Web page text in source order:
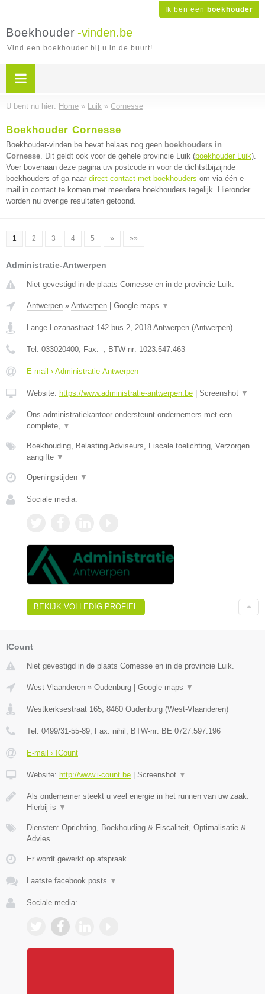
Ik ben een boekhouder
Boekhouder -vinden.be
Vind een boekhouder bij u in de buurt!
U bent nu hier: Home » Luik » Cornesse
Boekhouder Cornesse
Boekhouder-vinden.be bevat helaas nog geen boekhouders in
Cornesse. Dit geldt ook voor de gehele provincie Luik (boekhouder Luik).
Voer bovenaan deze pagina uw postcode in voor de dichtstbijzijnde
boekhouders of ga naar direct contact met boekhouders om via één e-
mail in contact te komen met meerdere boekhouders tegelijk. Hieronder
worden nu overige resultaten getoond.
1 2 3 4 5 » »»
Administratie-Antwerpen
Niet gevestigd in de plaats Cornesse en in de provincie Luik.
Antwerpen » Antwerpen Google maps ▼
Lange Lozanastraat 142 bus 2, 2018 Antwerpen (Antwerpen)
Tel: 033020400, Fax: -, BTW-nr: 1023.547.463
E-mail › Administratie-Antwerpen
Website: https://www.administratie-antwerpen.be Screenshot ▼
Ons administratiekantoor ondersteunt ondernemers met een
complete, ▼
Boekhouding, Belasting Adviseurs, Fiscale toelichting, Verzorgen
aangifte ▼
Openingstijden ▼
Sociale media:
BEKIJK VOLLEDIG PROFIEL
ICount
Niet gevestigd in de plaats Cornesse en in de provincie Luik.
West-Vlaanderen » Oudenburg Google maps ▼
Westkerksestraat 165, 8460 Oudenburg (West-Vlaanderen)
Tel: 0499/31-55-89, Fax: nihil , BTW-nr: BE 0727.597.196
E-mail › ICount
Website: http://www.i-count.be Screenshot ▼
Als ondernemer steekt u veel energie in het runnen van uw zaak.
Hierbij is ▼
Diensten: Oprichting, Boekhouding & Fiscaliteit, Optimalisatie &
Advies
Er wordt gewerkt op afspraak.
Laatste facebook posts ▼
Sociale media: